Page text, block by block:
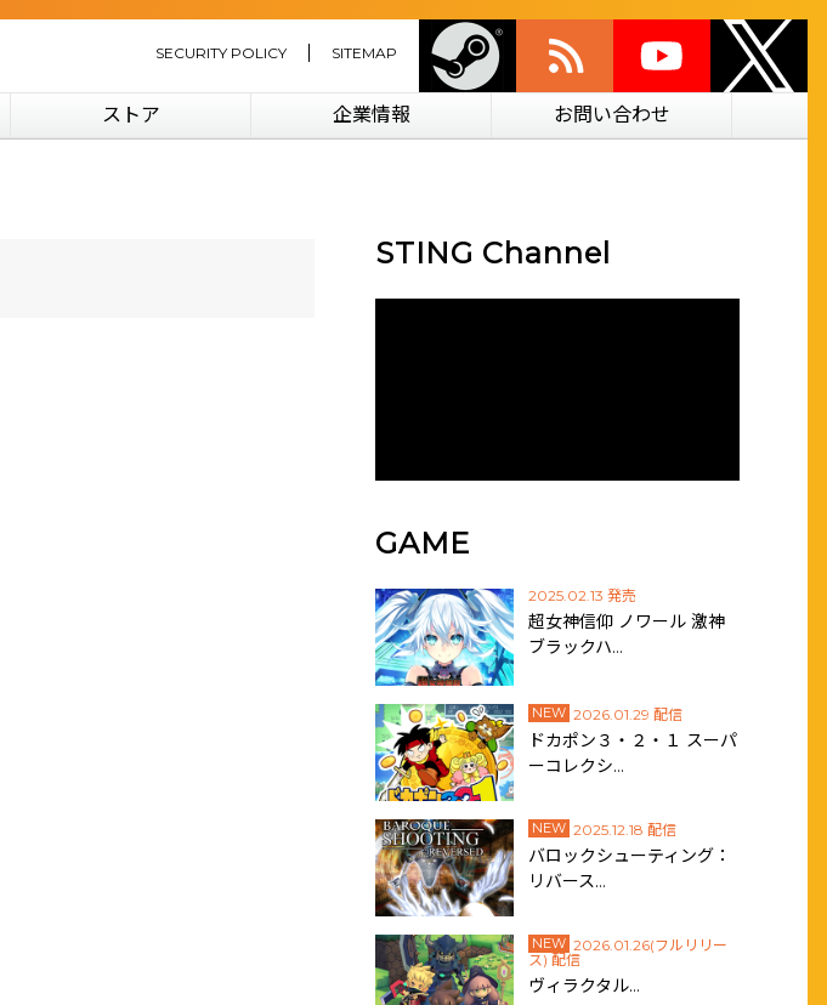
SECURITY POLICY SITEMAP
ストア 企業情報 お問い合わせ
STING Channel
GAME
2025.02.13 発売
超女神信仰 ノワール 激神
ブラックハ…
NEW 2026.01.29 配信
ドカポン３・２・１ スーパ
ーコレクシ…
NEW 2025.12.18 配信
バロックシューティング：
リバース…
NEW 2026.01.26(フルリリー
ス) 配信
ヴィラクタル…